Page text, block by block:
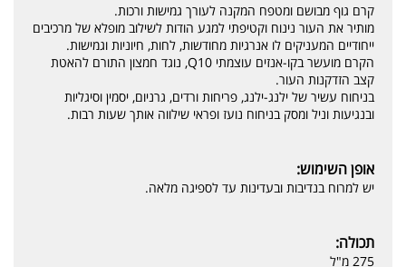
קרם גוף מבושם ומטפח המקנה לעורך גמישות ורכות.
מותיר את העור נינוח וקטיפתי למגע הודות לשילוב מופלא של מרכיבים
ייחודיים המעניקים לו אנרגיות מחודשות, לחות, חיוניות וגמישות.
הקרם מועשר בקו-אנזים עוצמתי Q10, נוגד חמצון התורם להאטת
קצב הזדקנות העור.
בניחוח עשיר של ילנג-ילנג, פריחות ורדים, גרניום, יסמין וסיגליות
ובנגיעות וניל ומסק בניחוח נועז ופראי שילווה אותך שעות רבות.
אופן השימוש:
יש למרוח בנדיבות ובעדינות עד לספיגה מלאה.
תכולה:
275 מ"ל